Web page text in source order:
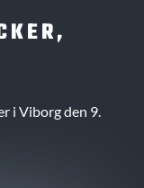
i Viborg den 9.